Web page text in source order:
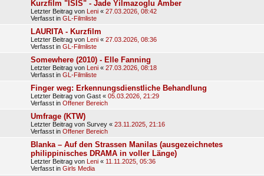
Kurzfilm "ISIS" - Jade Yilmazoglu Amber
Letzter Beitrag von Leni « 27.03.2026, 08:42
Verfasst in GL-Filmliste
LAURITA - Kurzfilm
Letzter Beitrag von Leni « 27.03.2026, 08:36
Verfasst in GL-Filmliste
Somewhere (2010) - Elle Fanning
Letzter Beitrag von Leni « 27.03.2026, 08:18
Verfasst in GL-Filmliste
Finger weg: Erkennungsdienstliche Behandlung
Letzter Beitrag von Gast « 05.03.2026, 21:29
Verfasst in Offener Bereich
Umfrage (KTW)
Letzter Beitrag von Survey « 23.11.2025, 21:16
Verfasst in Offener Bereich
Blanka – Auf den Strassen Manilas (ausgezeichnetes
philippinisches DRAMA in voller Länge)
Letzter Beitrag von Leni « 11.11.2025, 05:36
Verfasst in Girls Media